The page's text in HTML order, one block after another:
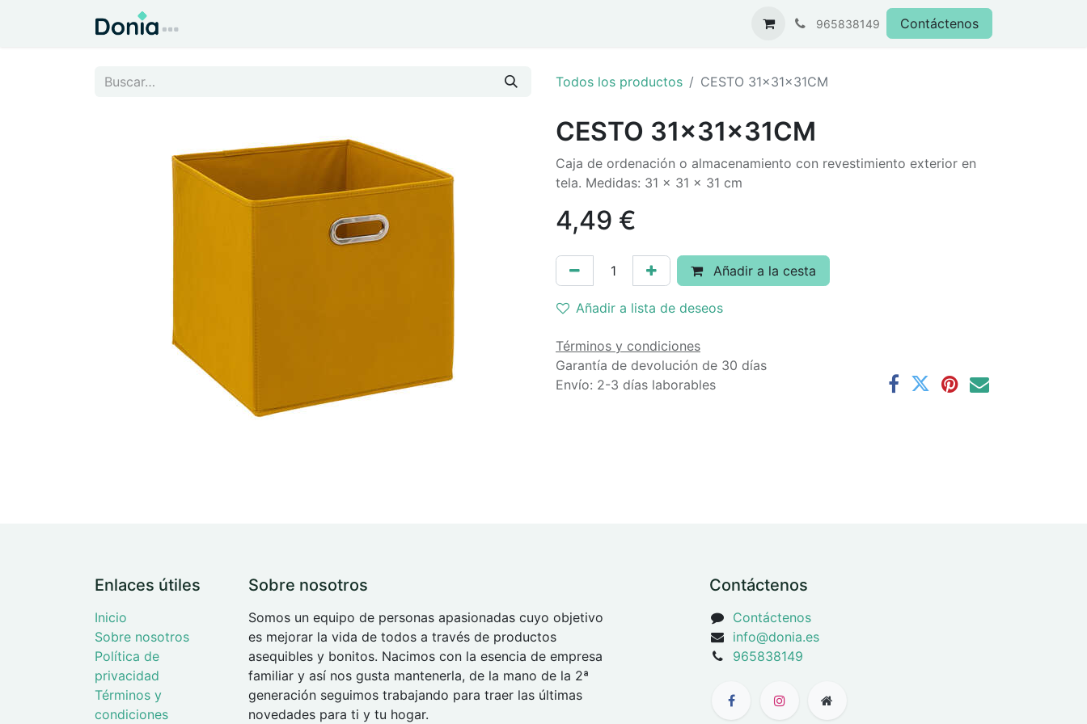
965838149 Contáctenos
Todos los productos CESTO 31x31x31CM
CESTO 31x31x31CM
Caja de ordenación o almacenamiento con revestimiento exterior en
tela. Medidas: 31 x 31 x 31 cm
4,49 €
Añadir a la cesta
Añadir a lista de deseos
Términos y condiciones
Garantía de devolución de 30 días
Envío: 2-3 días laborables
Enlaces útiles
Inicio
Sobre nosotros
Política de
privacidad
Términos y
condiciones
Sobre nosotros
Somos un equipo de personas apasionadas cuyo objetivo
es mejorar la vida de todos a través de productos
asequibles y bonitos. Nacimos con la esencia de empresa
familiar y así nos gusta mantenerla, de la mano de la 2ª
generación seguimos trabajando para traer las últimas
novedades para ti y tu hogar.
Contáctenos
Contáctenos
info@donia.es
965838149